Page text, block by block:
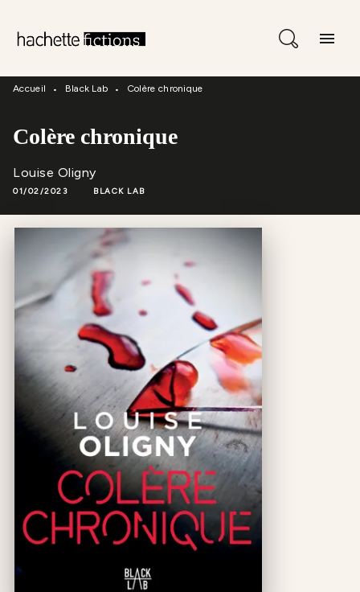
menu
Accueil • Black Lab • Colère chronique
Colère chronique
Louise Oligny
01/02/2023 BLACK LAB